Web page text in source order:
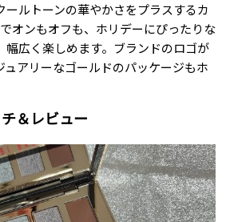
ールトーンの華やかさをプラスするカ
オンもオフも、ホリデーにぴったりな
幅広く楽しめます。ブランドのロゴが
ュアリーなゴールドのパッケージもホ
＆レビュー